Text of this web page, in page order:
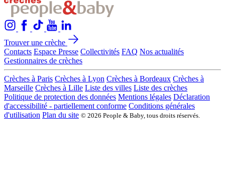
Trouver une crèche
Contacts Espace Presse Collectivités FAQ Nos actualités
Gestionnaires de crèches
Crèches à Paris Crèches à Lyon Crèches à Bordeaux Crèches à
Marseille Crèches à Lille Liste des villes Liste des crèches
Politique de protection des données Mentions légales Déclaration
d'accessibilité - partiellement conforme Conditions générales
d'utilisation Plan du site © 2026 People & Baby, tous droits réservés.